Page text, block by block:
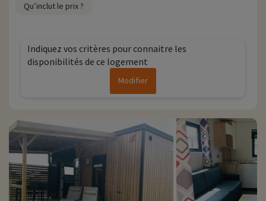
Qu’inclut le prix ?
Indiquez vos critères pour connaitre les
disponibilités de ce logement
Modifier